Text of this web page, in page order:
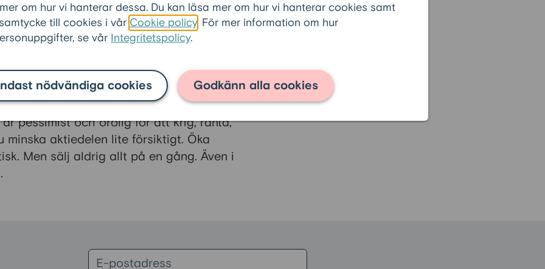
om hur vi hanterar dessa. Du kan läsa mer om hur vi hanterar cookies samt
till cookies i vår Cookie policy . För mer information om hur
se vår Integritetspolicy.
nödvändiga cookies Godkänn alla cookies
risker och harmöjlighet att ta ut pengar
duha mest räntesparande.
avkastning än andra räntefonder.
aktierna. Om du klarar risker och sparar
kan du ha det mesta i aktier eller
är pessimist och orolig för att krig, ränta,
minska aktiedelen lite försiktigt. Öka
Men sälj aldrig allt på en gång. Även i